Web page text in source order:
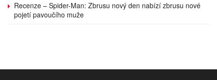
Recenze – Spider-Man: Zbrusu nový den nabízí zbrusu nové
pojetí pavoučího muže